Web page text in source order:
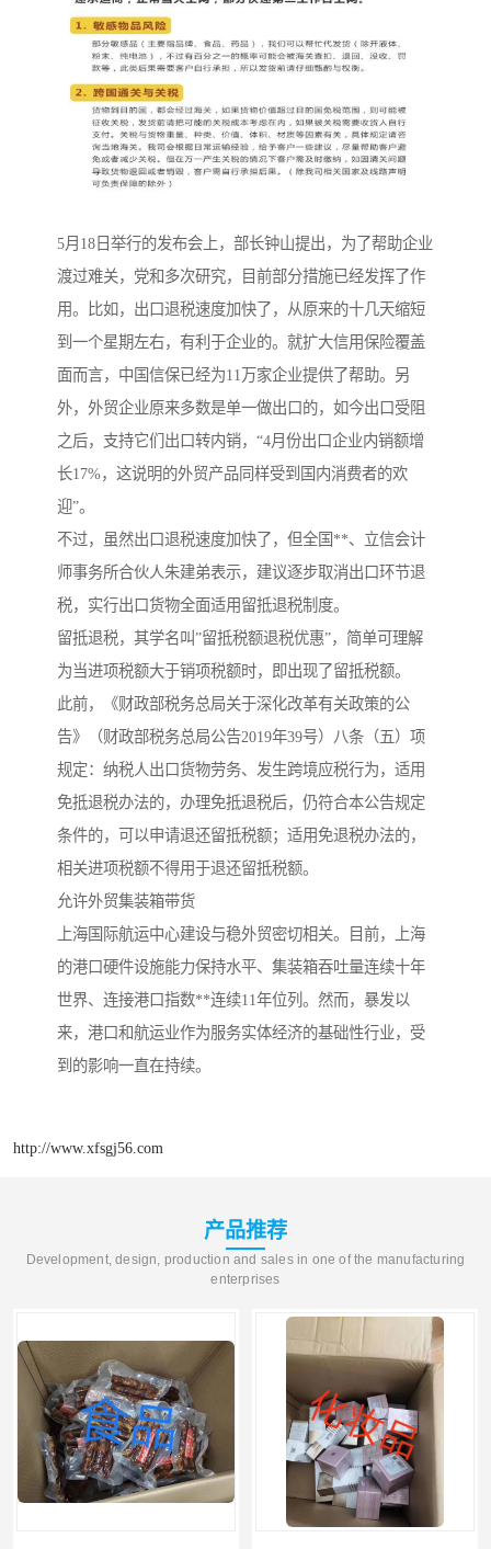
5月18日举行的发布会上，部长钟山提出，为了帮助企业
渡过难关，党和多次研究，目前部分措施已经发挥了作
用。比如，出口退税速度加快了，从原来的十几天缩短
到一个星期左右，有利于企业的。就扩大信用保险覆盖
面而言，中国信保已经为11万家企业提供了帮助。另
外，外贸企业原来多数是单一做出口的，如今出口受阻
之后，支持它们出口转内销，“4月份出口企业内销额增
长17%，这说明的外贸产品同样受到国内消费者的欢
迎”。
不过，虽然出口退税速度加快了，但全国**、立信会计
师事务所合伙人朱建弟表示，建议逐步取消出口环节退
税，实行出口货物全面适用留抵退税制度。
留抵退税，其学名叫”留抵税额退税优惠”，简单可理解
为当进项税额大于销项税额时，即出现了留抵税额。
此前，《财政部税务总局关于深化改革有关政策的公
告》（财政部税务总局公告2019年39号）八条（五）项
规定：纳税人出口货物劳务、发生跨境应税行为，适用
免抵退税办法的，办理免抵退税后，仍符合本公告规定
条件的，可以申请退还留抵税额；适用免退税办法的，
相关进项税额不得用于退还留抵税额。
允许外贸集装箱带货
上海国际航运中心建设与稳外贸密切相关。目前，上海
的港口硬件设施能力保持水平、集装箱吞吐量连续十年
世界、连接港口指数**连续11年位列。然而，暴发以
来，港口和航运业作为服务实体经济的基础性行业，受
到的影响一直在持续。
http://www.xfsgj56.com
产品推荐
Development, design, production and sales in one of the manufacturing
enterprises